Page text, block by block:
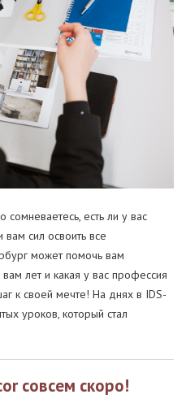
сомневаетесь, есть ли у вас
вам сил освоить все
может помочь вам
лет и какая у вас профессия
к своей мечте! На днях в IDS-
уроков, который стал
совсем скоро!